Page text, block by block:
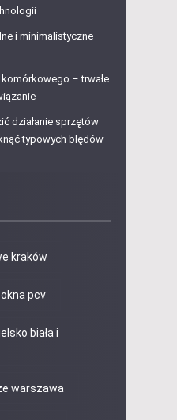
i minimalistyczne
– trwałe
działanie sprzętów
typowych błędów
kraków
pcv
biała i
warszawa